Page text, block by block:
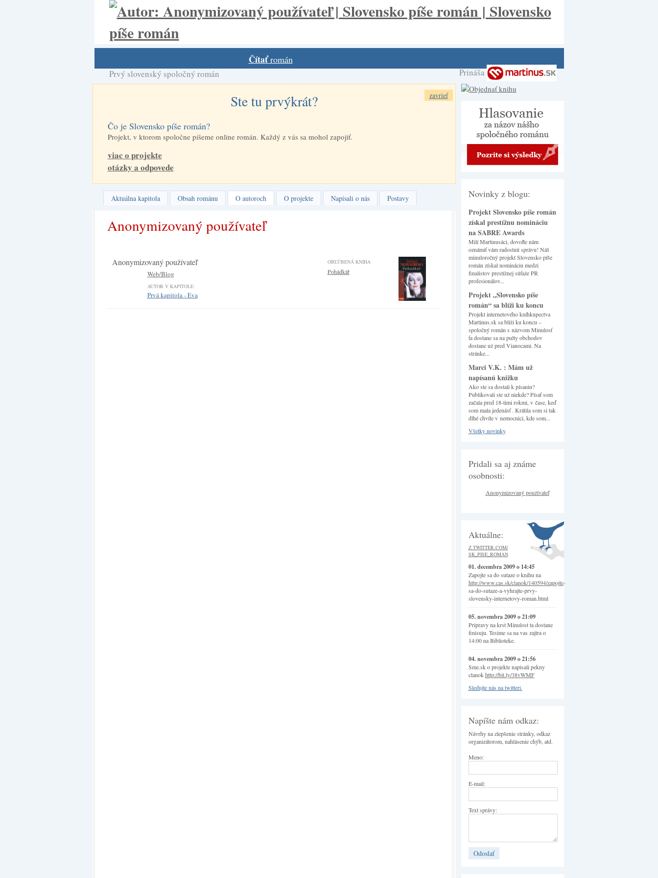
Prvý slovenský spoločný román Prináša
Čítaťromán
Ste tu prvýkrát? zavrieť
Čo je Slovensko píše román?
Projekt, v ktorom spoločne píšeme online román. Každý z vás sa mohol zapojiť.
viac o projekte
otázky a odpovede
Aktuálna kapitola Obsah románu O autoroch O projekte Napísali o nás Postavy
Anonymizovaný používateľ
Anonymizovaný používateľ
Web/Blog
AUTOR V KAPITOLE:
Prvá kapitola - Eva
OBĽÚBENÁ KNIHA
Pohádkář
Novinky z blogu:
Projekt Slovensko píše román
získal prestížnu nomináciu
na SABRE Awards
Milí Martinusáci, dovoľte nám
oznámiť vám radostnú správu! Náš
minuloročný projekt Slovensko píše
román získal nomináciu medzi
finalistov prestížnej súťaže PR
profesionálov...
Projekt „Slovensko píše
román“ sa blíži ku koncu
Projekt internetového kníhkupectva
Martinus.sk sa blíži ku koncu –
spoločný román s názvom Minulosť
ťa dostane sa na pulty obchodov
dostane už pred Vianocami. Na
stránke...
Marci V.K. : Mám už
napísanú knižku
Ako ste sa dostali k písaniu?
Publikovali ste už niekde? Písať som
začala pred 18-timi rokmi, v čase, keď
som mala jedenásť . Krátila som si tak
dlhé chvíle v nemocnici, kde som...
Všetky novinky
Pridali sa aj známe
osobnosti:
Anonymizovaný používateľ
Aktuálne:
Z TWITTER.COM/
SK_PISE_ROMAN
01. decembra 2009 o 14:45
Zapojte sa do sutaze o knihu na
http://www.cas.sk/clanok/140594/zapojte-
sa-do-sutaze-a-vyhrajte-prvy-
slovensky-internetovy-roman.html
05. novembra 2009 o 21:09
Pripravy na krst Minulost ta dostane
finisuju. Tesime sa na vas zajtra o
14:00 na Biblioteke.
04. novembra 2009 o 21:56
Sme.sk o projekte napisali pekny
clanokhttp://bit.ly/38vWMF
Sledujte nás na twitteri.
Napíšte nám odkaz:
Návrhy na zlepšenie stránky, odkaz
organizátorom, nahlásenie chýb, atd.
Meno:
E-mail:
Text správy: